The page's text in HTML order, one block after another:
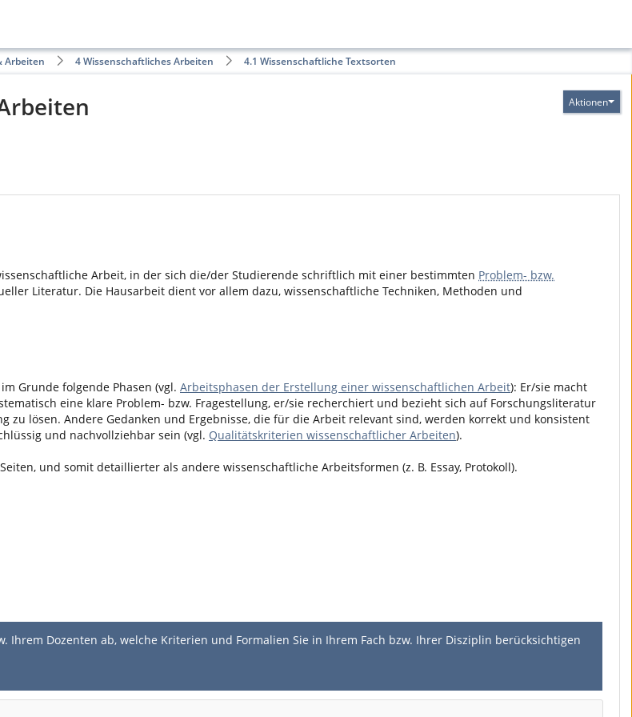
Arbeiten 4 Wissenschaftliches Arbeiten 4.1 Wissenschaftliche Textsorten
Aktionen
Arbeit, in der sich die/der Studierende schriftlich mit einer bestimmten Problem- bzw.
Literatur. Die Hausarbeit dient vor allem dazu, wissenschaftliche Techniken, Methoden und
Grunde folgende Phasen (vgl. Arbeitsphasen der Erstellung einer wissenschaftlichen Arbeit): Er/sie macht
eine klare Problem- bzw. Fragestellung, er/sie recherchiert und bezieht sich auf Forschungsliteratur
zu lösen. Andere Gedanken und Ergebnisse, die für die Arbeit relevant sind, werden korrekt und konsistent
und nachvollziehbar sein (vgl. Qualitätskriterien wissenschaftlicher Arbeiten).
und somit detaillierter als andere wissenschaftliche Arbeitsformen (z. B. Essay, Protokoll).
Ihrem Dozenten ab, welche Kriterien und Formalien Sie in Ihrem Fach bzw. Ihrer Disziplin berücksichtigen